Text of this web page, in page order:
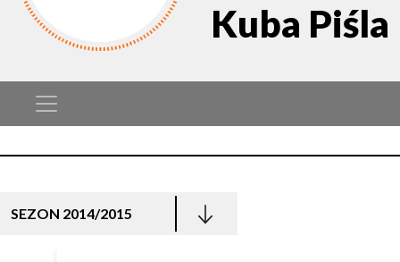
Kuba Piśla
SEZON 2014/2015